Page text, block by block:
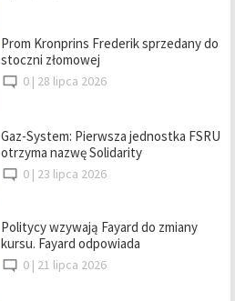
Prom Kronprins Frederik sprzedany do
stoczni złomowej
0 | 28 lipca 2026
Gaz-System: Pierwsza jednostka FSRU
otrzyma nazwę Solidarity
0 | 23 lipca 2026
Politycy wzywają Fayard do zmiany
kursu. Fayard odpowiada
0 | 21 lipca 2026